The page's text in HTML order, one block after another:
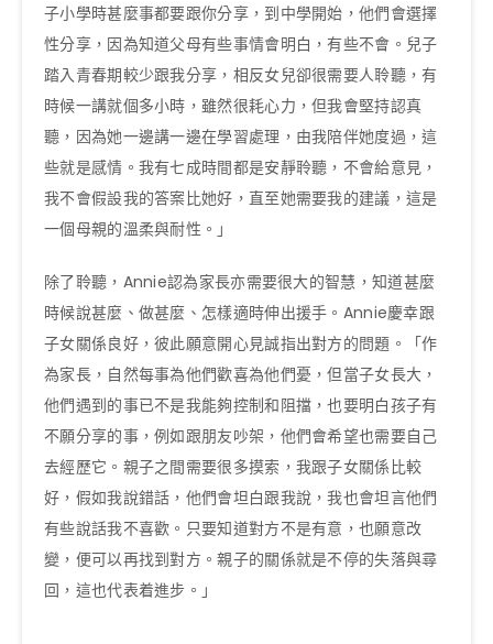
子小學時甚麼事都要跟你分享，到中學開始，他們會選擇
性分享，因為知道父母有些事情會明白，有些不會。兒子
踏入青春期較少跟我分享，相反女兒卻很需要人聆聽，有
時候一講就個多小時，雖然很耗心力，但我會堅持認真
聽，因為她一邊講一邊在學習處理，由我陪伴她度過，這
些就是感情。我有七成時間都是安靜聆聽，不會給意見，
我不會假設我的答案比她好，直至她需要我的建議，這是
一個母親的溫柔與耐性。」
除了聆聽，Annie認為家長亦需要很大的智慧，知道甚麼
時候說甚麼、做甚麼、怎樣適時伸出援手。Annie慶幸跟
子女關係良好，彼此願意開心見誠指出對方的問題。「作
為家長，自然每事為他們歡喜為他們憂，但當子女長大，
他們遇到的事已不是我能夠控制和阻擋，也要明白孩子有
不願分享的事，例如跟朋友吵架，他們會希望也需要自己
去經歷它。親子之間需要很多摸索，我跟子女關係比較
好，假如我說錯話，他們會坦白跟我說，我也會坦言他們
有些說話我不喜歡。只要知道對方不是有意，也願意改
變，便可以再找到對方。親子的關係就是不停的失落與尋
回，這也代表着進步。」